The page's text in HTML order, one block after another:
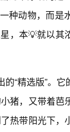
种动物，而是
，本💡就以其
“精选版”。
猪，又带着芭
热带阳光下，